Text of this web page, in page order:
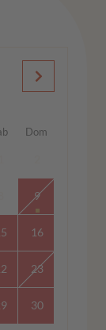
Dom
9
16
23
30